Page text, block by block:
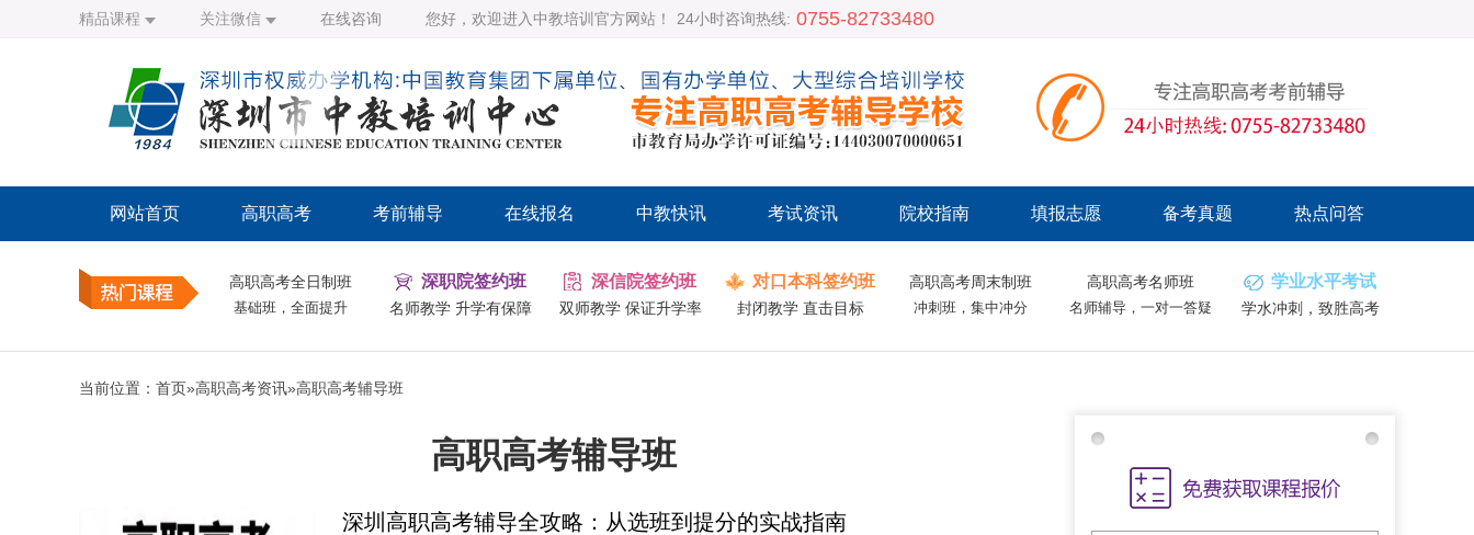
精品课程 关注微信 在线咨询 您好，欢迎进入中教培训官方网站！ 24小时咨询热线: 0755-82733480
网站首页 高职高考 考前辅导 在线报名 中教快讯 考试资讯 院校指南 填报志愿 备考真题 热点问答
高职高考全日制班
基础班，全面提升
深职院签约班
名师教学 升学有保障
深信院签约班
双师教学 保证升学率
对口本科签约班
封闭教学 直击目标
高职高考周末制班
冲刺班，集中冲分
高职高考名师班
名师辅导，一对一答疑
学业水平考试
学水冲刺，致胜高考
当前位置： 首页»高职高考资讯»高职高考辅导班
高职高考辅导班
深圳高职高考辅导全攻略：从选班到提分的实战指南